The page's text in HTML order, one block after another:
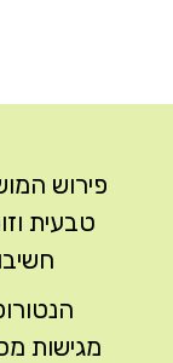
פירוש
טבעית
מגישות